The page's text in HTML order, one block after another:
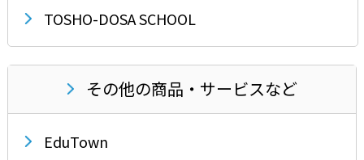
TOSHO-DOSA SCHOOL
その他の商品・サービスなど
EduTown